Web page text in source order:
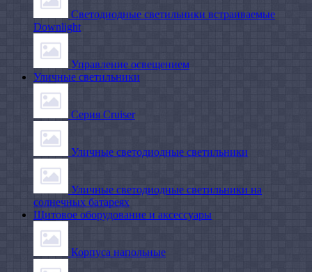
Светодиодные светильники встраиваемые
Downlight
Управление освещением
Уличные светильники
Серия Cruiser
Уличные светодиодные светильники
Уличные светодиодные светильники на
солнечных батареях
Щитовое оборудование и аксессуары
Корпуса напольные